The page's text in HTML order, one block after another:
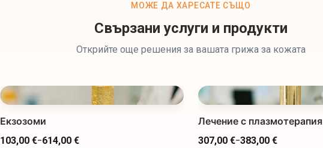
МОЖЕ ДА ХАРЕСАТЕ СЪЩО
Свързани услуги и продукти
Открийте още решения за вашата грижа за кожата
Екзозоми
103,00 €-614,00 €
Лечение с плазмотерапия
307,00 €-383,00 €